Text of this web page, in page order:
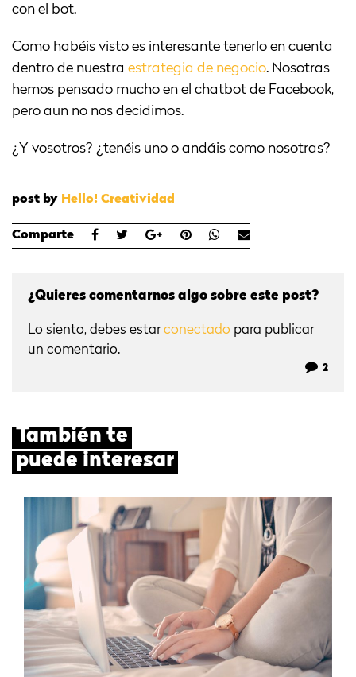
con el bot.
Como habéis visto es interesante tenerlo en cuenta
dentro de nuestra estrategia de negocio. Nosotras
hemos pensado mucho en el chatbot de Facebook,
pero aun no nos decidimos.
¿Y vosotros? ¿tenéis uno o andáis como nosotras?
post by Hello! Creatividad
Comparte
¿Quieres comentarnos algo sobre este post?
Lo siento, debes estarconectado para publicar
un comentario.
2
También te
puede interesar